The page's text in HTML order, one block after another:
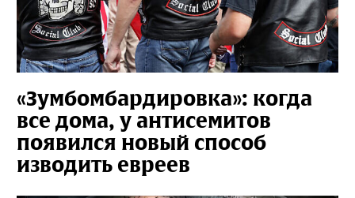
«Зумбомбардировка»: когда
все дома, у антисемитов
появился новый способ
изводить евреев